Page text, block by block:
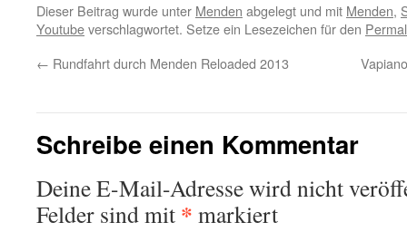
Dieser Beitrag wurde unter Menden abgelegt und mit Menden,
Youtubeverschlagwortet. Setze ein Lesezeichen für den
← Rundfahrt durch Menden Reloaded 2013
Schreibe einen Kommentar
Deine E-Mail-Adresse wird nicht
Felder sind mit * markiert